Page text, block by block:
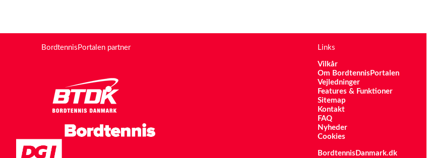
BordtennisPortalen partner Links
Vilkår
Om BordtennisPortalen
Vejledninger
Features & Funktioner
Sitemap
Kontakt
FAQ
Nyheder
Cookies
BordtennisDanmark.dk